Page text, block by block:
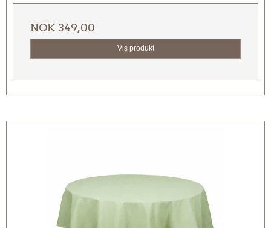
NOK 349,00
Vis produkt